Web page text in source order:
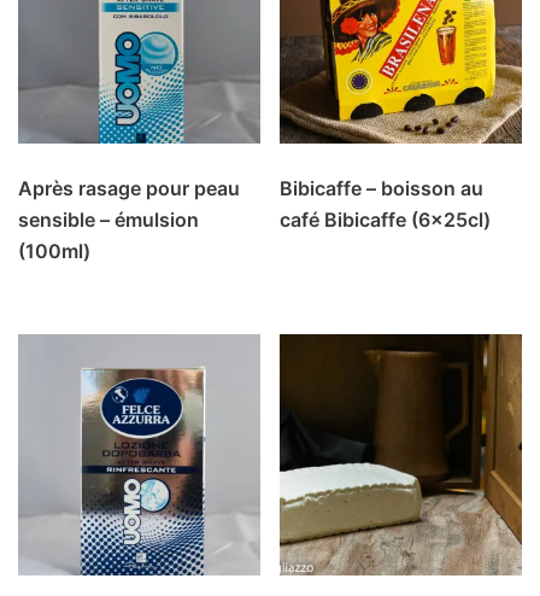
Après rasage pour peau
sensible – émulsion
(100ml)
Bibicaffe – boisson au
café Bibicaffe (6x25cl)